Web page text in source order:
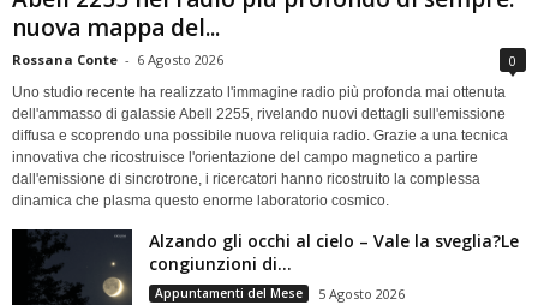
nuova mappa del...
Rossana Conte - 6 Agosto 2026 0
Uno studio recente ha realizzato l'immagine radio più profonda mai ottenuta
dell'ammasso di galassie Abell 2255, rivelando nuovi dettagli sull'emissione
diffusa e scoprendo una possibile nuova reliquia radio. Grazie a una tecnica
innovativa che ricostruisce l'orientazione del campo magnetico a partire
dall'emissione di sincrotrone, i ricercatori hanno ricostruito la complessa
dinamica che plasma questo enorme laboratorio cosmico.
Alzando gli occhi al cielo – Vale la sveglia?Le
congiunzioni di...
Appuntamenti del Mese 5 Agosto 2026